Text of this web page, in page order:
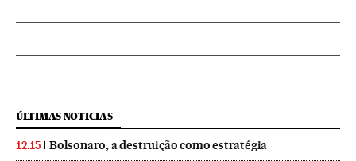
ÚLTIMAS NOTICIAS
12:15 Bolsonaro, a destruição como estratégia